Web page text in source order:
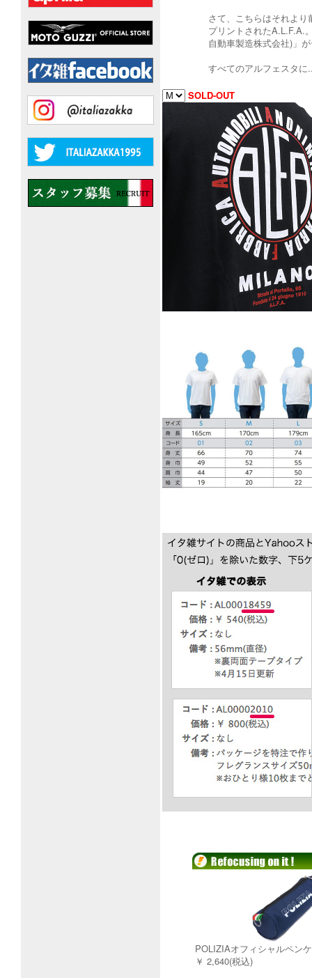
さて、こちらはそれよ
プリントされたA.L.F.A.
自動車製造株式会社)」
すべてのアルフェスタ
SOLD-OUT
POLIZIAオフィシャルペン
￥ 2,640(税込)